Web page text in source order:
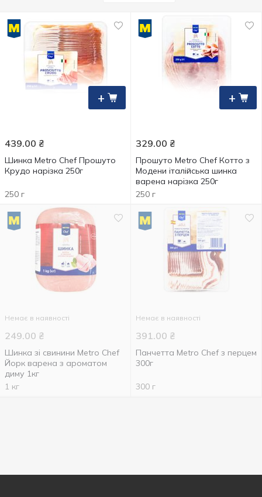
+
439.00 ₴
Шинка Metro Chef Прошуто
Крудо нарізка 250г
250 г
+
329.00 ₴
Прошуто Metro Chef Котто з
Модени італійська шинка
варена нарізка 250г
250 г
Немає в наявності
249.00 ₴
Шинка зі свинини Metro Chef
Йорк варена з ароматом
диму 1кг
1 кг
Немає в наявності
391.00 ₴
Панчетта Metro Chef з перцем
300г
300 г